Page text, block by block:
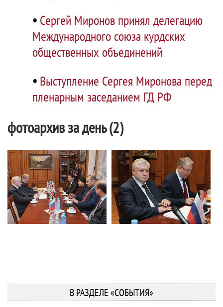
• Сергей Миронов принял делегацию
Международного союза курдских
общественных объединений
• Выступление Сергея Миронова перед
пленарным заседанием ГД РФ
фотоархив за день (2)
В РАЗДЕЛЕ «СОБЫТИЯ»